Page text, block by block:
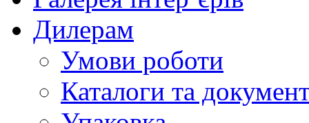
Дилерам
Умови роботи
Каталоги та